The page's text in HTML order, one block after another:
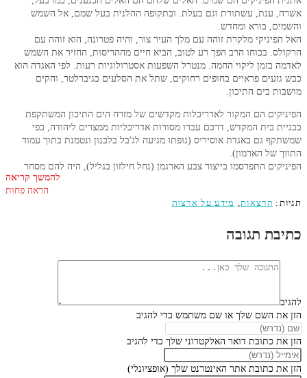
ענת, עשתורת וגם בעלת. ובתקופה ההלנית בעל שמם, אל השמש
בורא ומחדש.
מלקרת זוהה עם מלך העיר צור, והיה פטרונה, הוא זוהה עם
בכוחו הרב הפך רע לטוב, הביא חיים מההריסות, החזיר את השמש
בזמן ליקוי החמה. מנטרל השפעות אסטרולוגיות רעות. לפי האגדה הוא
פראיים בחופים רחוקים, שתל את הסלעים בגיברלטר, והקים
בים התיכון.
הם המקור לאדריכלות מקדשים של מזרח הים התיכון המשתקפת
בית המקדש, דרכם עברו מסורות אדריכליות ממצרים ליהודה, כפי
גם באגדת אוסיריס (גופתו מגיעה לג'בל בלבנון ונטמנת בתוך עמוד
של הארמון).
התפרסמו בייצור צבע הארגמן (נחל חילזון בגליל), היה להם מסחר
עם מצרים, הם יצאו עצים (ארזים), לספינות שלהם היה ראש סוס על
וזנב דג, והם יכלו להפליג גם בנהרות. הם המציאו את הזכוכית, עיבדו
ליטשו אבני חן ושנהב ועבדו במתכות וזהב.
לפני הספירה
במקורות חיצוניים
(בונה הפירמידות בסקרה) מהשושלת הרביעית. יש הטוענים לתיארוך
מלכי מצרים, עתיק יותר, ואם כך הדבר הרי שהתיישבות הפיניקים
יותר עתיקה. הפניקים מככבים בכתבי המארות. ומכתבי אל עמארנה והיה
של כבוד באימפריה המצרית של התקופה החדשה.
בשנת 1200 לפנה"ס חודרים גויי הים לפיניקיה ופוגעים בערים הקיימות. לאחר
האשורים, הבבלים, הפרסים, הפיניקים מהווה את עמוד השדרה של
להמשך קריאה
הראה פחות
:הרצאות, מידע על ארצות
תגובה
השם שלך או שם משתמש כדי להגיב
כתובת דואר האלקטרוני שלך כדי להגיב
כתובת אתר האינטרנט שלך (אופציונלי)